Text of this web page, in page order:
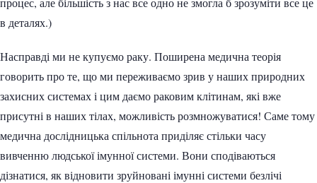
в деталях.)
Насправді ми не купуємо раку. Поширена медична теорія
говорить про те, що ми переживаємо зрив у наших природних
захисних системах і цим даємо раковим клітинам, які вже
присутні в наших тілах, можливість розмножуватися! Саме тому
медична дослідницька спільнота приділяє стільки часу
вивченню людської імунної системи. Вони сподіваються
дізнатися, як відновити зруйновані імунні системи безлічі